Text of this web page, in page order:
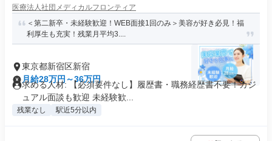
医療法人社団メディカルフロンティア
＜第二新卒・未経験歓迎！WEB面接1回のみ＞美容が好き必見！福
利厚生も充実！残業月平均3....
東京都新宿区新宿
月給28万円～36万円
求める人材: 【必須要件なし】履歴書・職務経歴書不要！カジ
ュアル面談も歓迎 未経験歓...
残業なし 駅近5分以内